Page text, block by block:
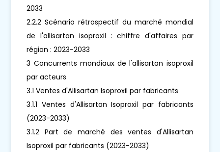
2033
2.2.2 Scénario rétrospectif du marché mondial
de l'allisartan isoproxil : chiffre d'affaires par
région : 2023-2033
3 Concurrents mondiaux de l'allisartan isoproxil
par acteurs
3.1 Ventes d'Allisartan Isoproxil par fabricants
3.1.1 Ventes d'Allisartan Isoproxil par fabricants
(2023-2033)
3.1.2 Part de marché des ventes d'Allisartan
Isoproxil par fabricants (2023-2033)